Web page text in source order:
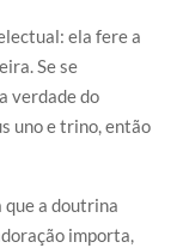
ela fere a
Se se
verdade do
uno e trino, então
que a doutrina
importa,